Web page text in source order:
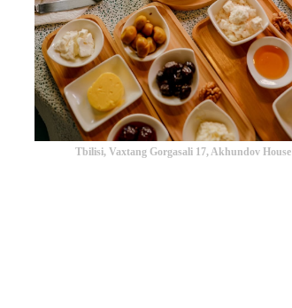
Tbilisi, Vaxtang Gorgasali 17, Akhundov House